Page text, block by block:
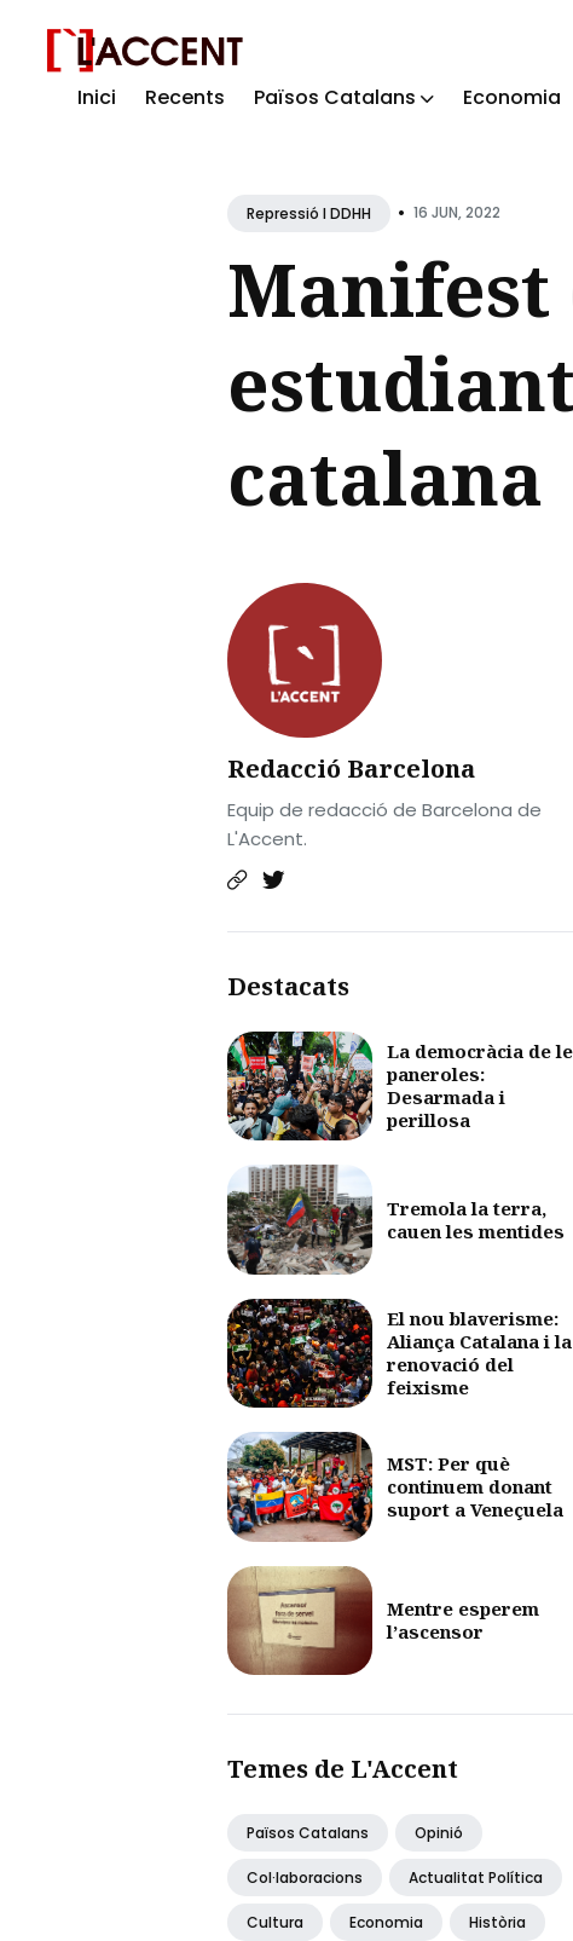
Inici Recents Països Catalans Economia
Blog
Repressió I DDHH • 16 JUN, 2022
Manifest
catalana
Redacció Barcelona
Equip de redacció de Barcelona de
L'Accent.
Destacats
La democràcia de
paneroles:
Desarmada i
perillosa
Tremola la terra,
cauen les mentides
El nou blaverisme:
Aliança Catalana i la
renovació del
feixisme
MST: Per què
continuem donant
suport a Veneçuela
Mentre esperem
l’ascensor
Temes de L'Accent
Països Catalans Opinió
Col·laboracions Actualitat Política
Cultura Economia Història